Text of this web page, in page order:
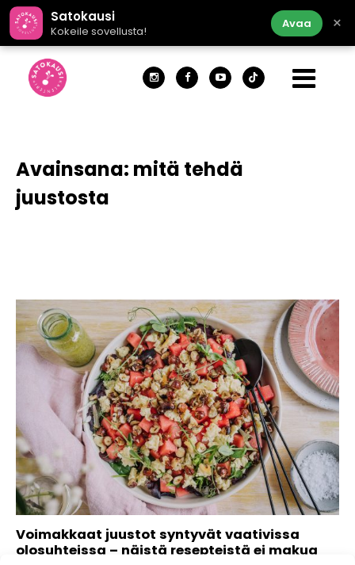
Satokausi
Kokeile sovellusta!
Avaa ×
Avainsana: mitä tehdä
juustosta
Voimakkaat juustot syntyvät vaativissa
olosuhteissa – näistä resepteistä ei makua